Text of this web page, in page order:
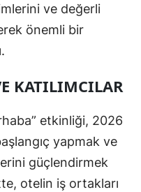
ve değerli
önemli bir
KATILIMCILAR
etkinliği, 2026
yapmak ve
güçlendirmek
otelin iş ortakları